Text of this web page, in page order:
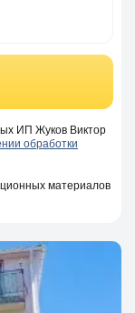
ИП Жуков Виктор
обработки
материалов